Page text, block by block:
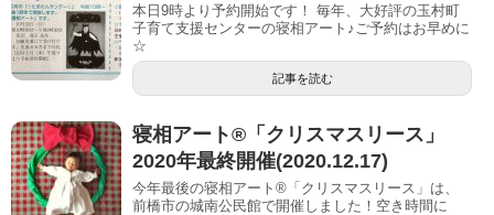
本日9時より予約開始です！ 毎年、大好評の玉村町
子育て支援センターの寝相アート♪ご予約はお早めに
☆
記事を読む
寝相アート®︎「クリスマスリース」
2020年最終開催(2020.12.17)
今年最後の寝相アート®︎「クリスマスリース」は、
前橋市の城南公民館で開催しました！空き時間に